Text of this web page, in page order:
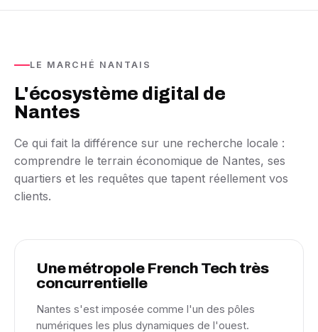
LE MARCHÉ NANTAIS
L'écosystème digital de
Nantes
Ce qui fait la différence sur une recherche locale :
comprendre le terrain économique de Nantes, ses
quartiers et les requêtes que tapent réellement vos
clients.
Une métropole French Tech très
concurrentielle
Nantes s'est imposée comme l'un des pôles
numériques les plus dynamiques de l'ouest.